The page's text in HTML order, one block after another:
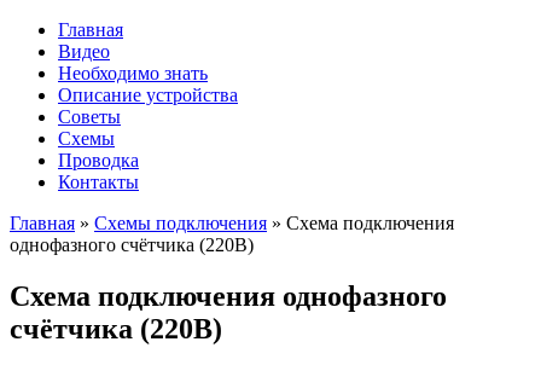
Главная
Видео
Необходимо знать
Описание устройства
Советы
Схемы
Проводка
Контакты
Главная » Схемы подключения » Схема подключения
однофазного счётчика (220В)
Схема подключения однофазного
счётчика (220В)